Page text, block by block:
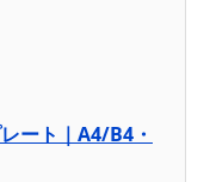
ート｜A4/B4・